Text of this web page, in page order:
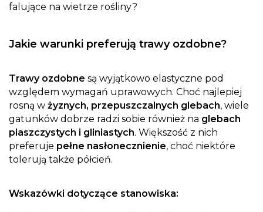
falujące na wietrze rośliny?
Jakie warunki preferują trawy ozdobne?
Trawy ozdobne są wyjątkowo elastyczne pod
względem wymagań uprawowych. Choć najlepiej
rosną w żyznych, przepuszczalnych glebach, wiele
gatunków dobrze radzi sobie również na glebach
piaszczystych i gliniastych. Większość z nich
preferuje pełne nasłonecznienie, choć niektóre
tolerują także półcień.
Wskazówki dotyczące stanowiska: